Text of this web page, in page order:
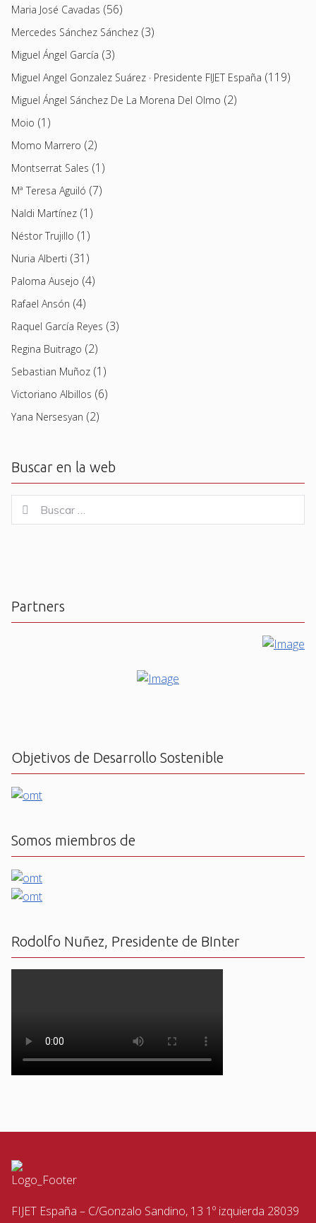
Maria José Cavadas (56)
Mercedes Sánchez Sánchez (3)
Miguel Ángel García (3)
Miguel Angel Gonzalez Suárez · Presidente FIJET España (119)
Miguel Ángel Sánchez De La Morena Del Olmo (2)
Moio (1)
Momo Marrero (2)
Montserrat Sales (1)
Mª Teresa Aguiló (7)
Naldi Martínez (1)
Néstor Trujillo (1)
Nuria Alberti (31)
Paloma Ausejo (4)
Rafael Ansón (4)
Raquel García Reyes (3)
Regina Buitrago (2)
Sebastian Muñoz (1)
Victoriano Albillos (6)
Yana Nersesyan (2)
Buscar en la web
for:
Buscar
Partners
Objetivos de Desarrollo Sostenible
Somos miembros de
Rodolfo Nuñez, Presidente de BInter
FIJET España – C/Gonzalo Sandino, 13 1º izquierda 28039